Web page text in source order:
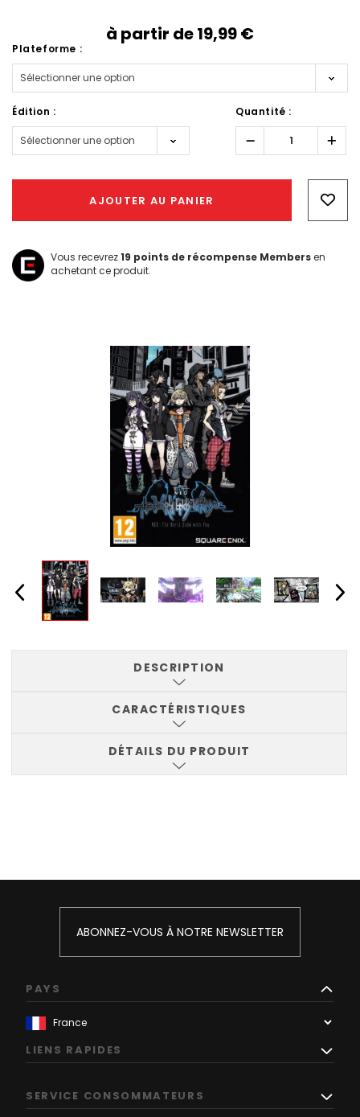
à partir de19,99‎ ‎€
Plateforme :
Édition : Quantité :
Réduire
quantité :
la
AJOUTER AU PANIER
Vous recevrez19 points de récompense Membersen
achetant ce produit.
DESCRIPTION
CARACTÉRISTIQUES
DÉTAILS DU PRODUIT
ABONNEZ-VOUS À NOTRE NEWSLETTER
PAYS
LIENS RAPIDES
SERVICE CONSOMMATEURS